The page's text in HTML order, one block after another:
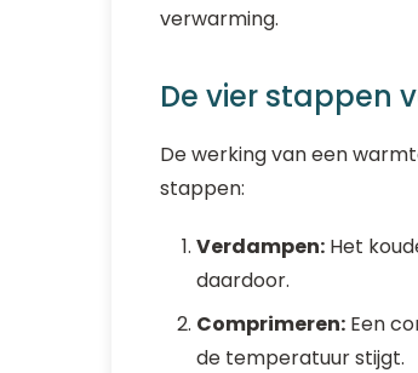
verwarming.
De vier stappen
De werking van een
stappen:
Verdampen: Het
daardoor.
Comprimeren: Een
de temperatuur stijgt.